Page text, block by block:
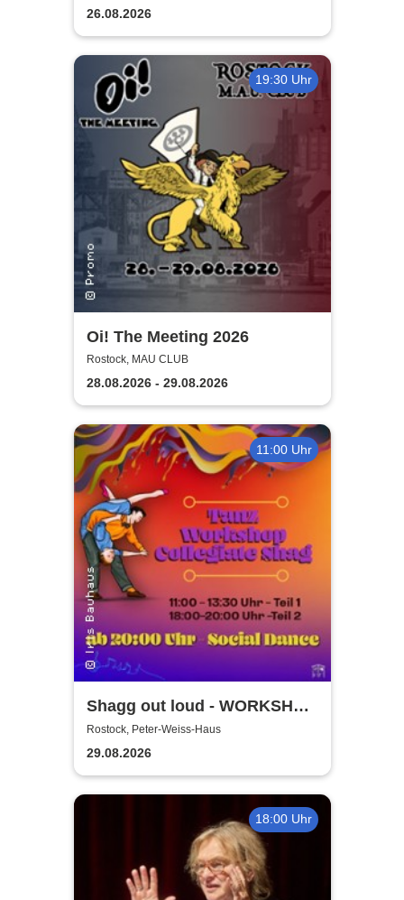
Lights
26.08.2026
19:30 Uhr
Oi! The Meeting 2026
Rostock, MAU CLUB
28.08.2026 - 29.08.2026
11:00 Uhr
Shagg out loud - WORKSHOP
+ Social Dance | Peter Weiss
Haus Rostock
Rostock, Peter-Weiss-Haus
29.08.2026
18:00 Uhr